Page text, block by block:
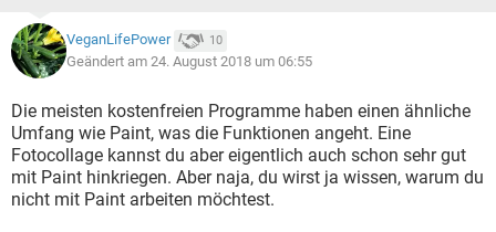
VeganLifePower 10
Geändert am 24. August 2018 um 06:55
Die meisten kostenfreien Programme haben einen ähnliche
Umfang wie Paint, was die Funktionen angeht. Eine
Fotocollage kannst du aber eigentlich auch schon sehr gut
mit Paint hinkriegen. Aber naja, du wirst ja wissen, warum du
nicht mit Paint arbeiten möchtest.